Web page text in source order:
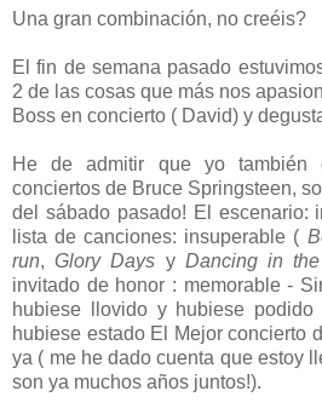
Una gran combinación, no creéis?
El fin de semana pasado
2 de las cosas que más nos
Boss en concierto ( David) y
He de admitir que yo también
conciertos de Bruce Springsteen,
del sábado pasado! El escenario:
lista de canciones: insuperable (
run,Glory Days y Dancing in
invitado de honor : memorable -
hubiese llovido y hubiese
hubiese estado El Mejor concierto
ya ( me he dado cuenta que estoy
son ya muchos años juntos!).